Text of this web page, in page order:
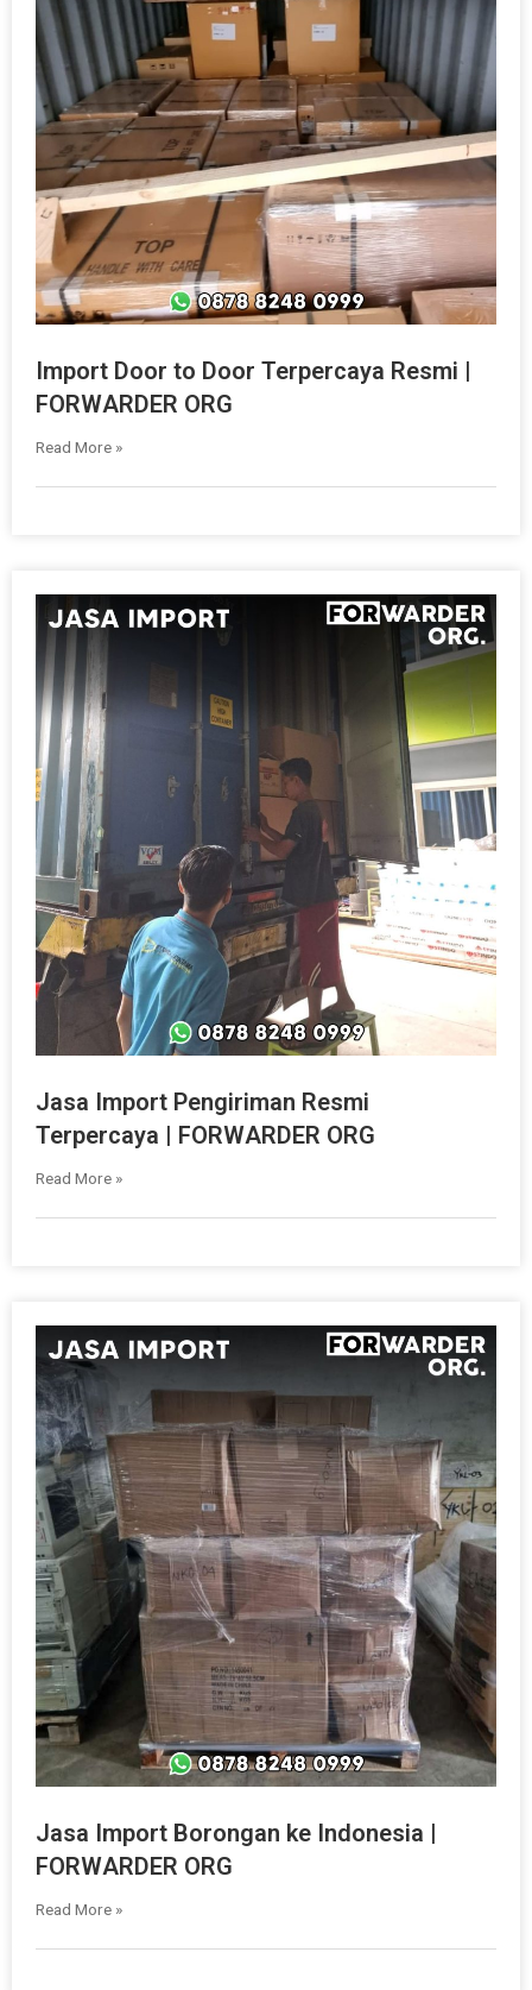
Import Door to Door Terpercaya Resmi |
FORWARDER ORG
Read More »
Jasa Import Pengiriman Resmi
Terpercaya | FORWARDER ORG
Read More »
Jasa Import Borongan ke Indonesia |
FORWARDER ORG
Read More »